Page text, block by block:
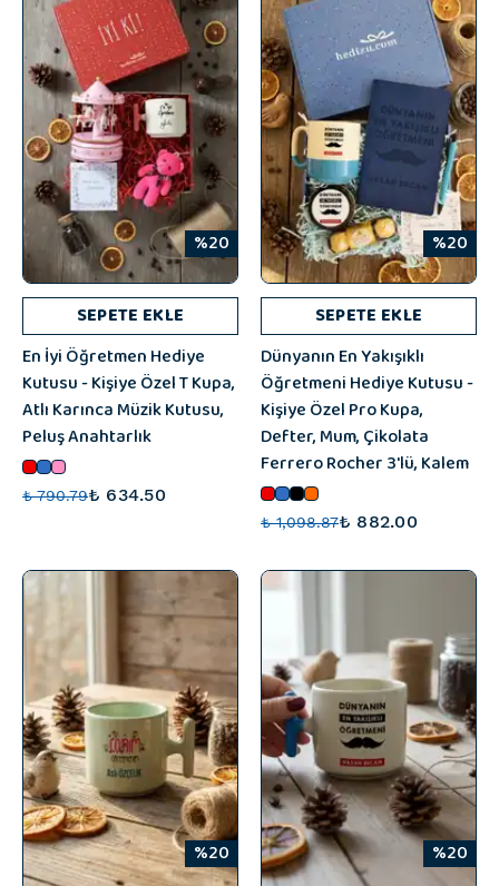
%20
SEPETE EKLE
En İyi Öğretmen Hediye
Kutusu - Kişiye Özel T Kupa,
Atlı Karınca Müzik Kutusu,
Peluş Anahtarlık
₺ 790.79₺ 634.50
%20
SEPETE EKLE
Dünyanın En Yakışıklı
Öğretmeni Hediye Kutusu -
Kişiye Özel Pro Kupa,
Defter, Mum, Çikolata
Ferrero Rocher 3'lü, Kalem
₺ 1,098.87₺ 882.00
%20 %20